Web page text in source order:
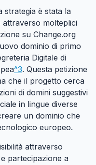
strategia è stata la
molteplici
su Change.org
dominio di primo
Digitale di
^3. Questa petizione
che il progetto cerca
di domini suggestivi
in lingue diverse
un dominio che
europeo.
attraverso
partecipazione a